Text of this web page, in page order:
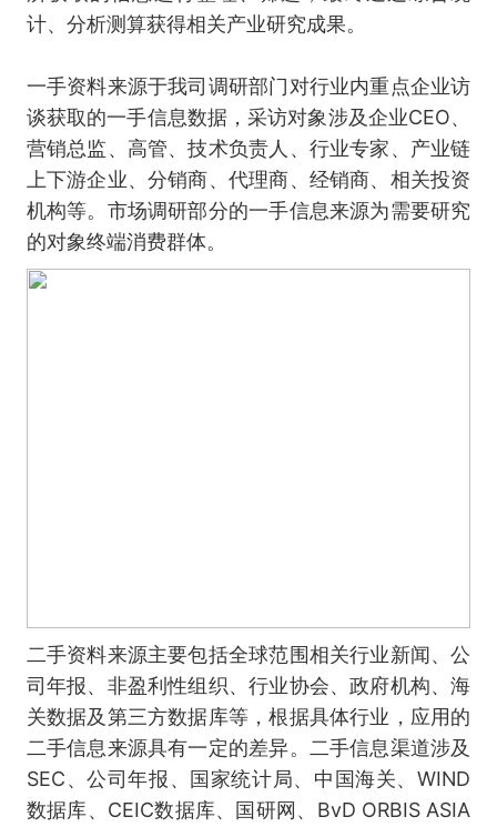
计、分析测算获得相关产业研究成果。
一手资料来源于我司调研部门对行业内重点企业访
谈获取的一手信息数据，采访对象涉及企业CEO、
营销总监、高管、技术负责人、行业专家、产业链
上下游企业、分销商、代理商、经销商、相关投资
机构等。市场调研部分的一手信息来源为需要研究
的对象终端消费群体。
二手资料来源主要包括全球范围相关行业新闻、公
司年报、非盈利性组织、行业协会、政府机构、海
关数据及第三方数据库等，根据具体行业，应用的
二手信息来源具有一定的差异。二手信息渠道涉及
SEC、公司年报、国家统计局、中国海关、WIND
数据库、CEIC数据库、国研网、BvD ORBIS ASIA